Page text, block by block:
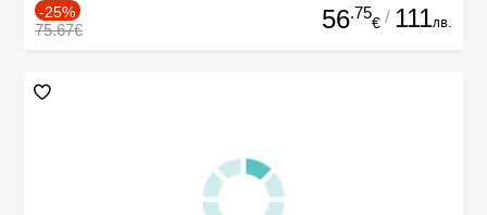
-25%
75.67€ 56.75
€ / 111лв.